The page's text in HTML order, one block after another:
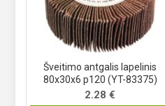
Šveitimo antgalis lapelinis
80x30x6 p120 (YT-83375)
2.28€